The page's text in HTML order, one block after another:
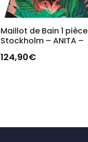
Maillot de Bain 1 pièce
Stockholm – ANITA –
124,90€